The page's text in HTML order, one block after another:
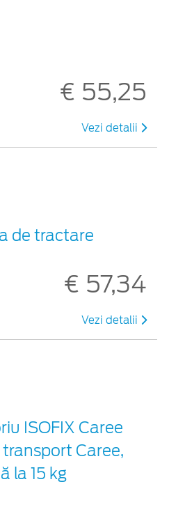
€ 55,25
Vezi detalii
de tractare
€ 57,34
Vezi detalii
ISOFIX Caree
Caree,
la 15 kg